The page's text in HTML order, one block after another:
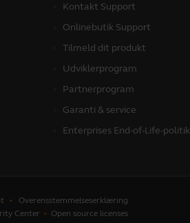
Kontakt Support
Onlinebutik Support
Tilmeld dit produkt
Udviklerprogram
Partnerprogram
Garanti & service
Enterprises End-of-Life-politik
Overensstemmelseserklæring
Center Open source licenses